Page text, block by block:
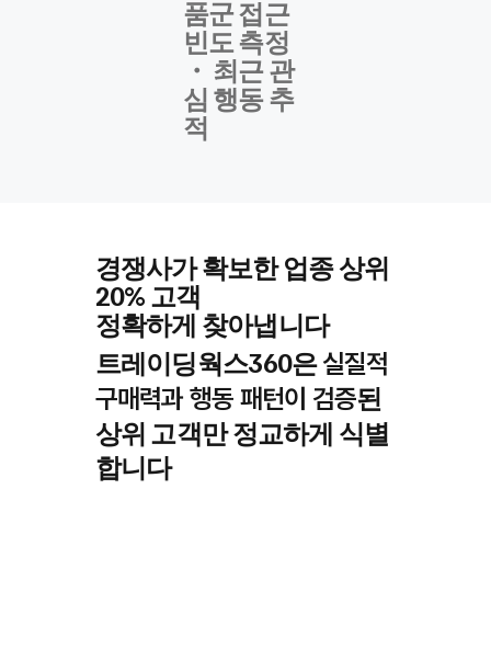
품군 접근
빈도 측정
・ 최근 관
심 행동 추
적
트레이딩웍스360은실질적
구매력과 행동 패턴이 검증된
상위 고객만 정교하게 식별
합니다
경쟁사가 확보한 업종 상위
20% 고객
정확하게 찾아냅니다